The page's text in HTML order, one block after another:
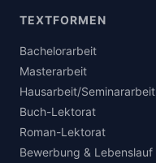
TEXTFORMEN
Bachelorarbeit
Masterarbeit
Hausarbeit/Seminararbeit
Buch-Lektorat
Roman-Lektorat
Bewerbung & Lebenslauf